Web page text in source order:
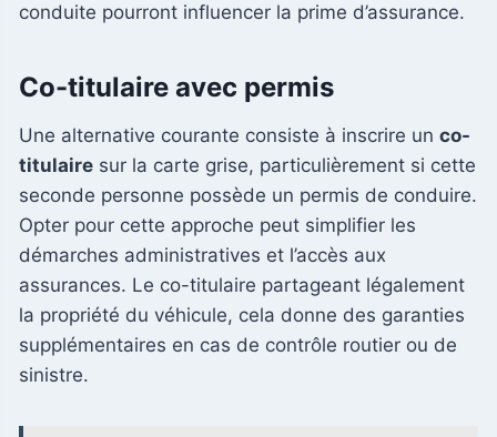
conduite pourront influencer la prime d’assurance.
Co-titulaire avec permis
Une alternative courante consiste à inscrire un co-
titulaire sur la carte grise, particulièrement si cette
seconde personne possède un permis de conduire.
Opter pour cette approche peut simplifier les
démarches administratives et l’accès aux
assurances. Le co-titulaire partageant légalement
la propriété du véhicule, cela donne des garanties
supplémentaires en cas de contrôle routier ou de
sinistre.